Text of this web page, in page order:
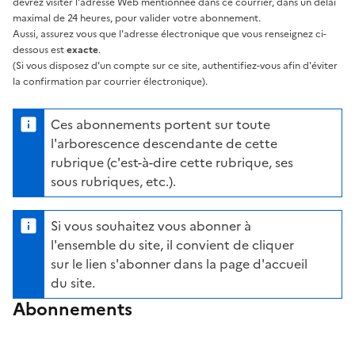
maximal de 24 heures, pour valider votre abonnement.
Aussi, assurez vous que l'adresse électronique que vous renseignez ci-
dessous estexacte.
(Si vous disposez d'un compte sur ce site, authentifiez-vous afin d'éviter
la confirmation par courrier électronique).
Ces abonnements portent sur toute
l'arborescence descendante de cette
rubrique (c'est-à-dire cette rubrique, ses
sous rubriques, etc.).
Si vous souhaitez vous abonner à
l'ensemble du site, il convient de cliquer
sur le lien s'abonner dans la page d'accueil
du site.
Abonnements